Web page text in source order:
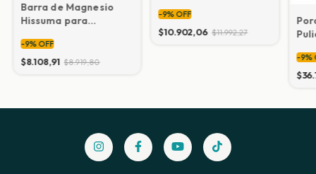
Barra de Magnesio
Hissuma para
mm
-9% OFF
$8.108,91 $8.919,80
-9% OFF
$10.902,06 $11.992,27
-9%